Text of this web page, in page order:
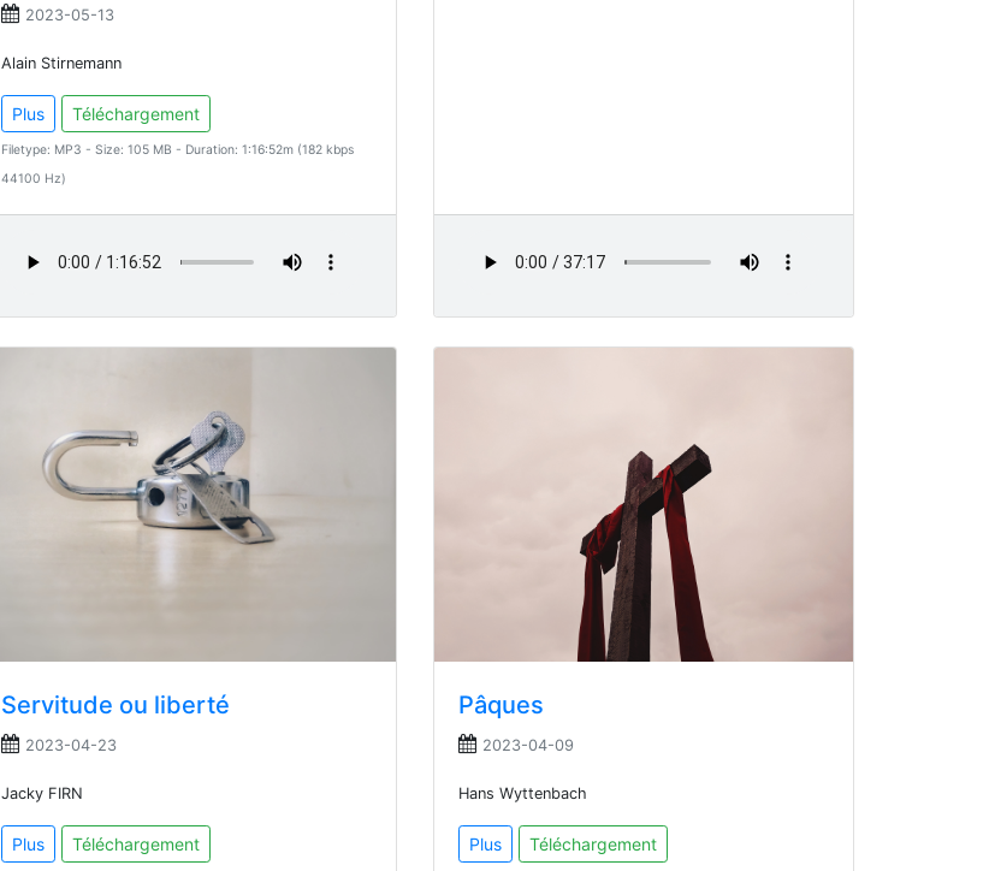
2023-05-13
Alain Stirnemann
Plus Téléchargement
Filetype: MP3 - Size: 105 MB - Duration: 1:16:52m (182 kbps
44100 Hz)
Servitude ou liberté
2023-04-23
Jacky FIRN
Plus Téléchargement
Pâques
2023-04-09
Hans Wyttenbach
Plus Téléchargement